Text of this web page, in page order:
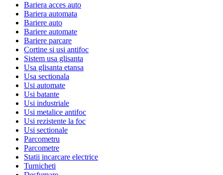
Bariera acces auto
Bariera automata
Bariere auto
Bariere automate
Bariere parcare
Cortine si usi antifoc
Sistem usa glisanta
Usa glisanta etansa
Usa sectionala
Usi automate
Usi batante
Usi industriale
Usi metalice antifoc
Usi rezistente la foc
Usi sectionale
Parcometru
Parcometre
Statii incarcare electrice
Turnicheti